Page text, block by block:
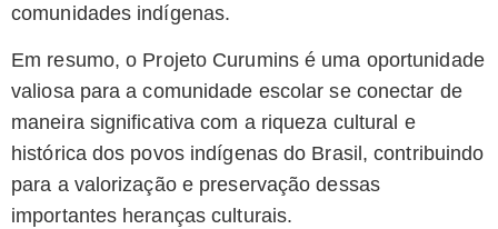
comunidades indígenas.
Em resumo, o Projeto Curumins é uma oportunidade
valiosa para a comunidade escolar se conectar de
maneira significativa com a riqueza cultural e
histórica dos povos indígenas do Brasil, contribuindo
para a valorização e preservação dessas
importantes heranças culturais.